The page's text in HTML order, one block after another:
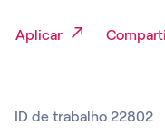
Aplicar
ID de trabalho 22802